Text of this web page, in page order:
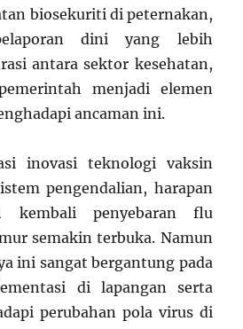
biosekuriti di peternakan,
dini yang lebih
antara sektor kesehatan,
menjadi elemen
ancaman ini.
inovasi teknologi vaksin
pengendalian, harapan
kembali penyebaran flu
semakin terbuka. Namun
ini sangat bergantung pada
di lapangan serta
perubahan pola virus di